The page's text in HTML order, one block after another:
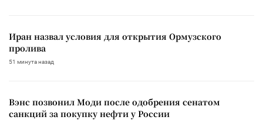
Иран назвал условия для открытия Ормузского
пролива
51 минута назад
Вэнс позвонил Моди после одобрения сенатом
санкций за покупку нефти у России